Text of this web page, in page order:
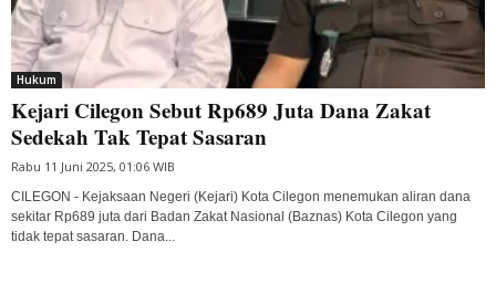
Hukum
Kejari Cilegon Sebut Rp689 Juta Dana Zakat
Sedekah Tak Tepat Sasaran
Rabu 11 Juni 2025, 01:06 WIB
CILEGON - Kejaksaan Negeri (Kejari) Kota Cilegon menemukan aliran dana
sekitar Rp689 juta dari Badan Zakat Nasional (Baznas) Kota Cilegon yang
tidak tepat sasaran. Dana...